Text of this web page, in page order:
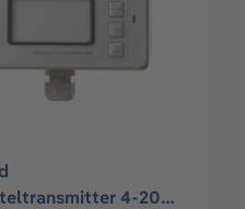
4-20